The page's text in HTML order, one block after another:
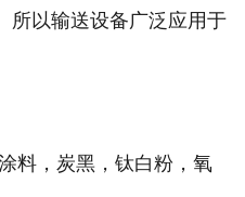
所以输送设备广泛应用于
料，炭黑，钛白粉，氧